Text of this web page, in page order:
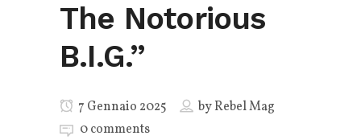
The Notorious
B.I.G.”
7 Gennaio 2025 byRebel Mag
0 comments